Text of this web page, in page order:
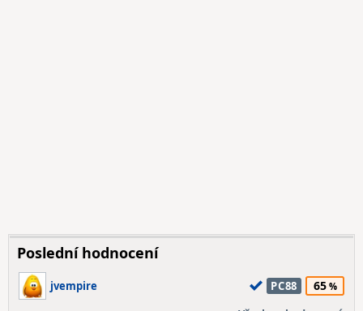
Poslední hodnocení
jvempire PC88 65